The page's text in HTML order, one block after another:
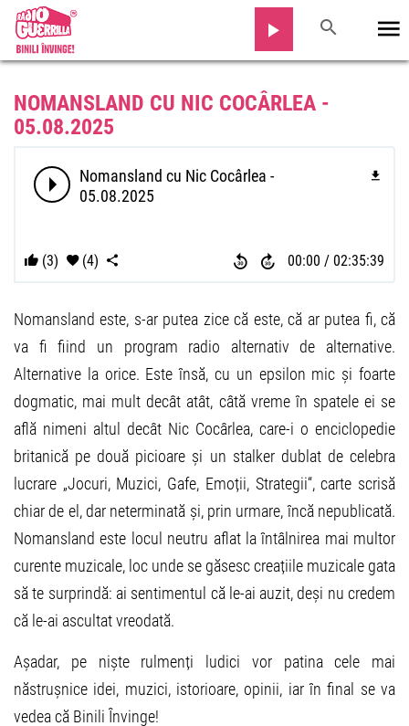
NOMANSLAND CU NIC COCÂRLEA -
05.08.2025
00:00 02:35:39
Nomansland cu Nic Cocârlea -
05.08.2025
(3) (4)
Nomansland este, s-ar putea zice că este, că ar putea fi, că
va fi fiind un program radio alternativ de alternative.
Alternative la orice. Este însă, cu un epsilon mic și foarte
dogmatic, mai mult decât atât, câtă vreme în spatele ei se
află nimeni altul decât Nic Cocârlea, care-i o enciclopedie
britanică pe două picioare și un stalker dublat de celebra
lucrare „Jocuri, Muzici, Gafe, Emoții, Strategii“, carte scrisă
chiar de el, dar neterminată și, prin urmare, încă nepublicată.
Nomansland este locul neutru aflat la întâlnirea mai multor
curente muzicale, loc unde se găsesc creațiile muzicale gata
să te surprindă: ai sentimentul că le-ai auzit, deși nu credem
că le-ai ascultat vreodată.
Așadar, pe niște rulmenți ludici vor patina cele mai
năstrușnice idei, muzici, istorioare, opinii, iar în final se va
vedea că Binili Învinge!